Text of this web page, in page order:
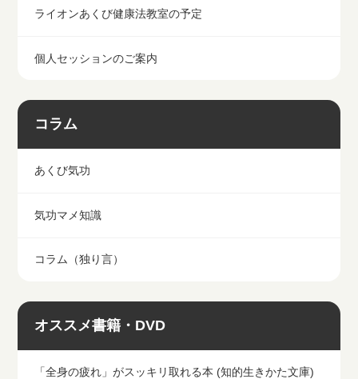
ライオンあくび健康法教室の予定
個人セッションのご案内
コラム
あくび気功
気功マメ知識
コラム（独り言）
オススメ書籍・DVD
「全身の疲れ」がスッキリ取れる本 (知的生きかた文庫)